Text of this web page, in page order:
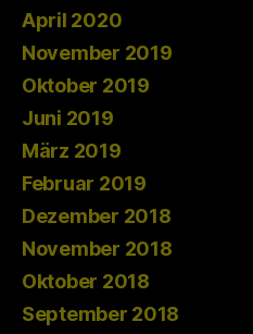
April 2020
November 2019
Oktober 2019
Juni 2019
März 2019
Februar 2019
Dezember 2018
November 2018
Oktober 2018
September 2018